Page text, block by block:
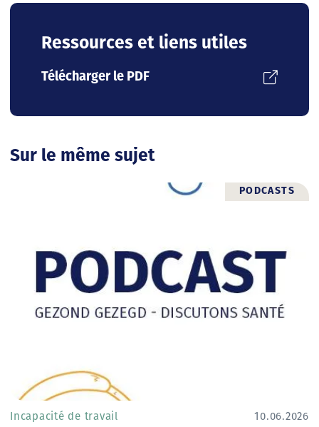
Ressources et liens utiles
Télécharger le PDF
Sur le même sujet
PODCASTS
Incapacité de travail 10.06.2026